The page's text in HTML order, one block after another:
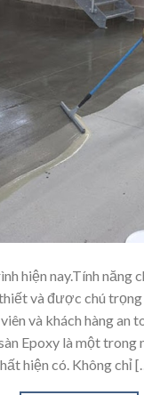
hiện nay.Tính
và được chú
và khách hàng an
Epoxy là một trong
hiện có. Không chỉ